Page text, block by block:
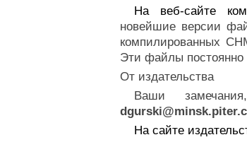
На веб-сайте
новейшие версии
компилированных
Эти файлы постоянно
От издательства
Ваши
На сайте